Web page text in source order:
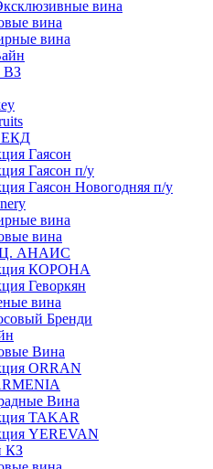
вина
вина
вина
ВЗ
ЕКД
Гаясон
Гаясон п/у
Гаясон Новогодняя п/у
вина
вина
АНАИС
КОРОНА
Геворкян
вина
Бренди
Вина
ORRAN
Вина
TAKAR
YEREVAN
КЗ